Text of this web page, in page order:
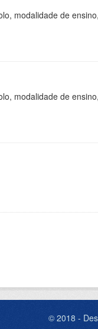
modalidade de
modalidade de
© 2018 -